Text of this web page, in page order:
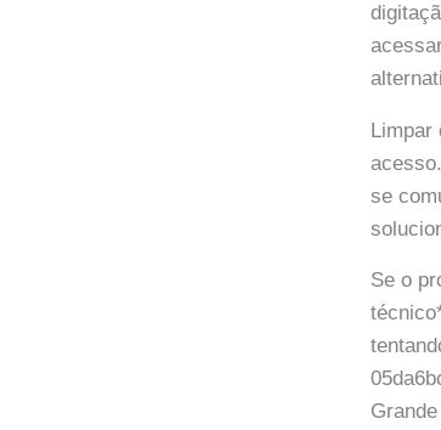
Limpar
se
Se o